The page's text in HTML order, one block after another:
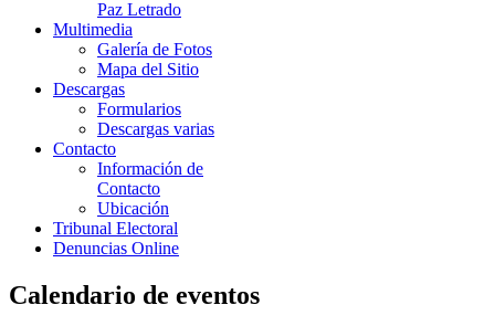
Paz Letrado
Multimedia
Galería de Fotos
Mapa del Sitio
Descargas
Formularios
Descargas varias
Contacto
Información de
Contacto
Ubicación
Tribunal Electoral
Denuncias Online
Calendario de eventos